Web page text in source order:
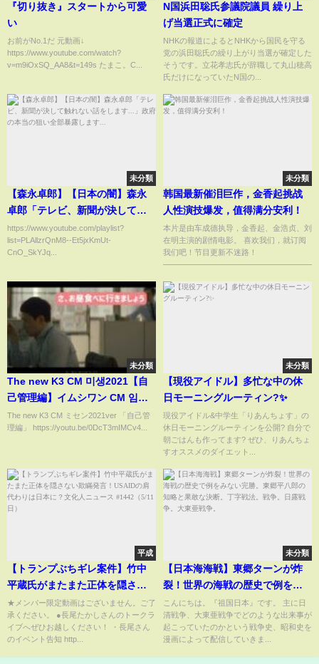
『切り抜き』スタートから可愛
い
お前がNo.1だ 元動画↓
https://www.youtube.com/watch?
v=m9iOxSQ_AA8&t=149s たまこ。C...
N国浜田聡氏参議院議員 繰り上
げ当選正式に確定
NHKの報道によるとNHKから国民を守る
党の浜田聡氏の繰り上がり当選が確定した
そうです。立花孝志氏が辞職して丸山穂高
氏だけになっていたN国の...
未分類
【森永卓郎】【日本の闇】森永
卓郎「テレビ、新聞が決して触
れない話をします...」政府の本当
の狙い全部暴露します...
https://www.youtube.com/playlist?
list=PLAllzrQnM8--Et5jxKmUt-
CnO_SkYJq...
未分類
韩国最新催泪巨作，金香起挑战
人性演技爆发，值得满分安利！
本片是由车成德执导，金香起、金浩贞、刘
在明主演的剧情电影。 喜欢我们，就订阅
我们吧！节目更新不迷路！
———————————————————...
未分類
The new K3 CM 미생2021【自
己管理編】イムシワン CM 임시
완 未生 ミセン
The new K3 CM ミセン2021ver 「自己管
理編」 https://youtu.be/0DcT3mIMCv4...
未分類
【現役アイドル】多忙な中の休
日モーニングルーティン?✨
現役アイドル&中学生「りあんちょす」の
休日モーニングルーティンを公開? 自分で
朝ごはんも作ってます? ぜひ、りあんちょ
すオススメのダイエット...
平成
【トランプぶちギレ案件】竹中
平蔵氏がまたまた正体を隠さな
い欺瞞発言！USAIDの肩代わり
は日本に？文化人ニュース
#1442（5/11 日）
★メンバー限定動画はございません。ご了
承ください。 ●長尾たかしさんのトークラ
イブへぜひお越しください！ ・長尾さん
のイベント告知 http...
未分類
【日本海海戦】東郷ターンが炸
裂！世界の海戦の歴史で例をみ
ない完勝。東郷平八郎の知略と
果敢な決断。丁字戦法。戦争。
日露戦争。大東亜戦争。
こんにちは。『祖国日本』です。 主に日
清戦争、大東亜戦争でどのような出来事が
起こっていたのかという戦争史、昭和史を
漫画によって配信していきま...